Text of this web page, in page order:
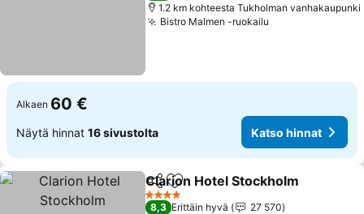
1.2 km kohteesta Tukholman vanhakaupunki
Bistro Malmen -ruokailu
Alkaen 60 €
Näytä hinnat 16 sivustolta Katso hinnat
Jaa Lisää suosikkeihin
Clarion Hotel Stockholm
4 Tähtiluokitus
8,3 Erittäin hyvä
27 570